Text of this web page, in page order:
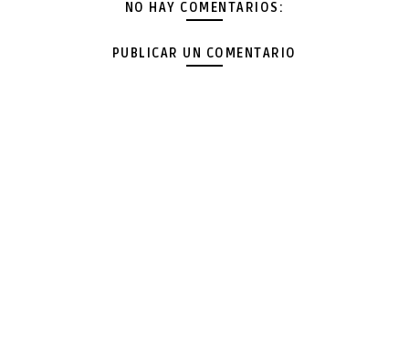
NO HAY COMENTARIOS:
PUBLICAR UN COMENTARIO